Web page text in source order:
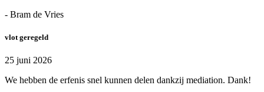
- Bram de Vries
vlot geregeld
25 juni 2026
We hebben de erfenis snel kunnen delen dankzij mediation. Dank!